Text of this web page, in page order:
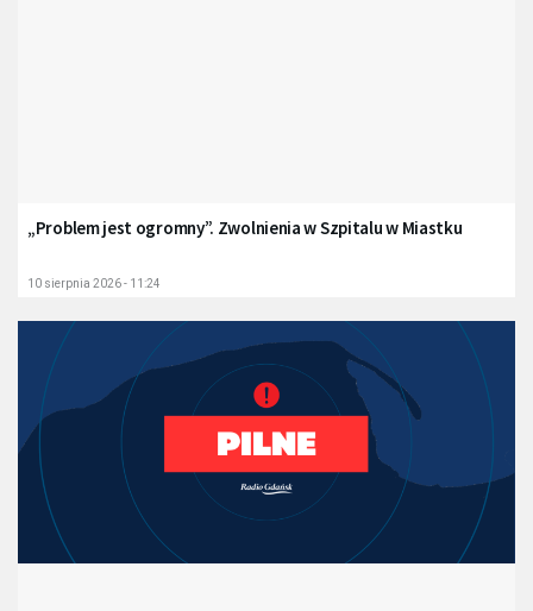
„Problem jest ogromny”. Zwolnienia w Szpitalu w Miastku
10 sierpnia 2026 - 11:24